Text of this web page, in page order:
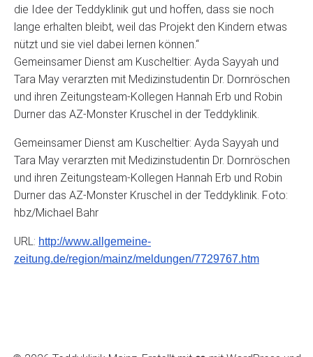
die Idee der Teddyklinik gut und hoffen, dass sie noch
lange erhalten bleibt, weil das Projekt den Kindern etwas
nützt und sie viel dabei lernen können.“
Gemeinsamer Dienst am Kuscheltier: Ayda Sayyah und
Tara May verarzten mit Medizinstudentin Dr. Dornröschen
und ihren Zeitungsteam-Kollegen Hannah Erb und Robin
Durner das AZ-Monster Kruschel in der Teddyklinik.
Gemeinsamer Dienst am Kuscheltier: Ayda Sayyah und
Tara May verarzten mit Medizinstudentin Dr. Dornröschen
und ihren Zeitungsteam-Kollegen Hannah Erb und Robin
Durner das AZ-Monster Kruschel in der Teddyklinik. Foto:
hbz/Michael Bahr
URL: http://www.allgemeine-
zeitung.de/region/mainz/meldungen/7729767.htm